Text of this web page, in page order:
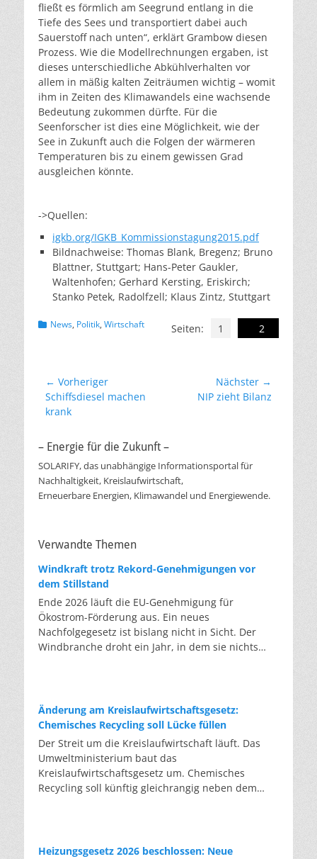
fließt es förmlich am Seegrund entlang in die
Tiefe des Sees und transportiert dabei auch
Sauerstoff nach unten“, erklärt Grambow diesen
Prozess. Wie die Modellrechnungen ergaben, ist
dieses unterschiedliche Abkühlverhalten vor
allem in mäßig kalten Zeiträumen wichtig – womit
ihm in Zeiten des Klimawandels eine wachsende
Bedeutung zukommen dürfte. Für die
Seenforscher ist dies eine Möglichkeit, wie der
See in Zukunft auch die Folgen der wärmeren
Temperaturen bis zu einem gewissen Grad
ausgleichen könnte.
->Quellen:
igkb.org/IGKB_Kommissionstagung2015.pdf
Bildnachweise: Thomas Blank, Bregenz; Bruno
Blattner, Stuttgart; Hans-Peter Gaukler,
Waltenhofen; Gerhard Kersting, Eriskirch;
Stanko Petek, Radolfzell; Klaus Zintz, Stuttgart
Seiten: 1 2
Kategorien
News, Politik, Wirtschaft
Beitragsnavigation
← Vorheriger
Vorheriger
Beitrag:
Schiffsdiesel machen
krank
Nächster →
NächsterNIP zieht Bilanz
– Energie für die Zukunft –
SOLARIFY, das unabhängige Informationsportal für
Nachhaltigkeit, Kreislaufwirtschaft,
Erneuerbare Energien, Klimawandel und Energiewende.
Verwandte Themen
Windkraft trotz Rekord-Genehmigungen vor
dem Stillstand
Ende 2026 läuft die EU-Genehmigung für
Ökostrom-Förderung aus. Ein neues
Nachfolgegesetz ist bislang nicht in Sicht. Der
Windbranche droht ein Jahr, in dem sie nichts
die Verfahren laufen heute deutlich schneller. Die
Halbjahresbilanz der Branche bestätigt dieses
Muster: So viele Windräder wie nie zuvor wurden
genehmigt, doch im ersten Halbjahr gingen netto
nur rund zwei Gigawatt ans Netz. Der Bestand
liegt damit bei etwa 70 Gigawatt. Das gesetzliche
Zwischenziel von 84 Gigawatt zum Jahresende ist
eine immer länger werdende Schlange baureifer
Änderung am Kreislaufwirtschaftsgesetz:
Chemisches Recycling soll Lücke füllen
Der Streit um die Kreislaufwirtschaft läuft. Das
Umweltministerium baut das
Kreislaufwirtschaftsgesetz um. Chemisches
Recycling soll künftig gleichrangig neben dem
Novelle des Kreislaufwirtschaftsgesetzes (KrWG)
Heizungsgesetz 2026 beschlossen: Neue